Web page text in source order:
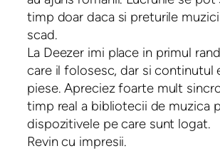
timp doar daca si preturile
scad.
La Deezer imi place in primul
care il folosesc, dar si continutul
piese. Apreciez foarte mult
timp real a bibliotecii de muzica
dispozitivele pe care sunt logat.
Revin cu impresii.